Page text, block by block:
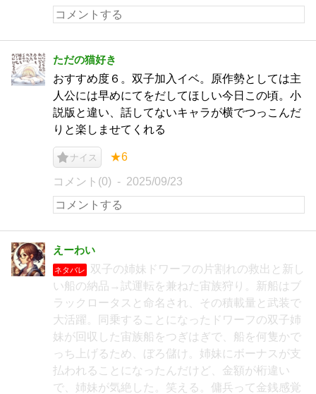
ただの猫好き
おすすめ度６。双子加入イベ。原作勢としては主
人公には早めにてをだしてほしい今日この頃。小
説版と違い、話してないキャラが横でつっこんだ
りと楽しませてくれる
ナイス ★6
コメント(0) 2025/09/23
えーわい
ネタバレ
双子の姉妹ドワーフの片割れの救出と新し
い船の納品→試運転を兼ねた宙族狩り。新船はブ
ラックロータスと命名され、その積載量と武装で
大活躍。同乗することになったドワーフの双子姉
妹が回収した宙族船をつぎはぎで、船を何隻かで
っち上げるため、ぼろ儲け。姉妹にボーナスが支
払われることになったんだけど、金額が桁違い
で、姉妹が気絶した。笑える。傭兵って金銭感覚